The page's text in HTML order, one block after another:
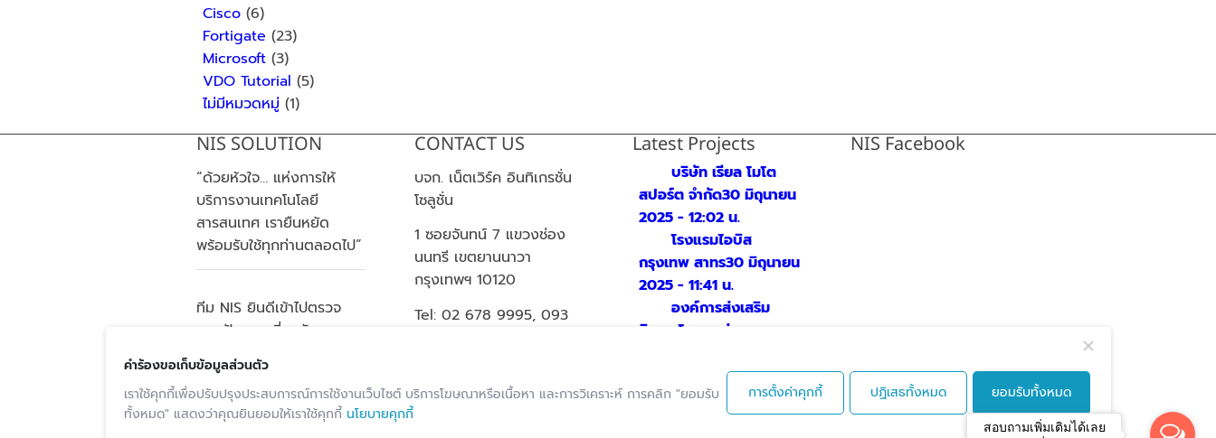
Cisco (6)
Fortigate (23)
Microsoft (3)
VDO Tutorial (5)
ไม่มีหมวดหมู่ (1)
NIS SOLUTION
“ด้วยห้วใจ… แห่งการให้
บริการงานเทคโนโลยี
สารสนเทศ เรายืนหยัด
พร้อมรับใช้ทุกท่านตลอดไป”
ทีม NIS ยินดีเข้าไปตรวจ
สอบปัญหา เกี่ยวกับระบบ
เน็ตเวิร์คของท่าน โดยไม่คิด
ค่าใช้จ่าย โทร 093-289-
1664
CONTACT US
บจก. เน็ตเวิร์ค อินทิเกรชั่น
โซลูชั่น
1 ซอยจันทน์ 7 แขวงช่อง
นนทรี เขตยานนาวา
กรุงเทพฯ 10120
Tel: 02 678 9995, 093
info@nisolution.co.th
Latest Projects
บริษัท เรียล โมโต
สปอร์ต จำกัด30 มิถุนายน
2025 - 12:02 น.
โรงแรมไอบิส
กรุงเทพ สาทร30 มิถุนายน
2025 - 11:41 น.
องค์การส่งเสริม
กิจการโคนมแห่ง
มิถุนายน 2025 - 19:28 น.
NIS Facebook
คำร้องขอเก็บข้อมูลส่วนตัว
เราใช้คุกกี้เพื่อปรับปรุงประสบการณ์การใช้งานเว็บไซต์ บริการโฆษณาหรือเนื้อหา และการวิเคราะห์ การคลิก "ยอมรับ
ทั้งหมด" แสดงว่าคุณยินยอมให้เราใช้คุกกี้ นโยบายคุกกี้
การตั้งค่าคุกกี้ ปฏิเสธทั้งหมด ยอมรับทั้งหมด
สอบถามเพิ่มเติมได้เลย